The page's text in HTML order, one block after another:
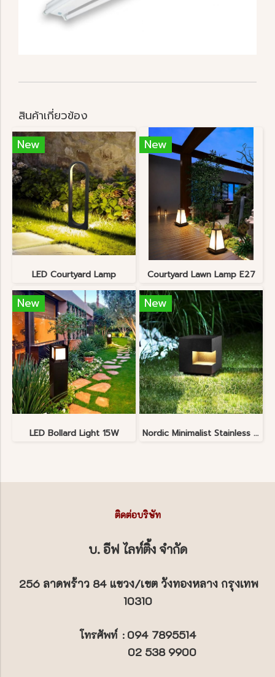
สินค้าเกี่ยวข้อง
New
LED Courtyard Lamp
New
Courtyard Lawn Lamp E27
New
LED Bollard Light 15W
New
Nordic Minimalist Stainless Steel Lawn Lamp
ติดต่อบริษัท
บ. อีฟ ไลท์ติ้ง จำกัด
256 ลาดพร้าว 84 แขวง/เขต วังทองหลาง กรุงเทพ
10310
โทรศัพท์: 094 7895514
02 538 9900